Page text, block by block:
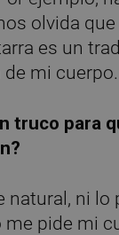
olvida
es un
mi cuerpo.
truco para
natural, ni lo
me pide mi